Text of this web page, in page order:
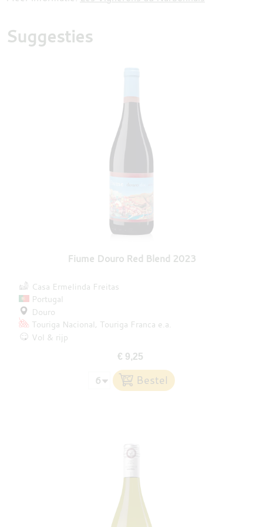
Suggesties
Fiume Douro Red Blend 2023
Casa Ermelinda Freitas
Portugal
Douro
Touriga Nacional
Touriga Franca e.a.
Vol & rijp
€ 9,25